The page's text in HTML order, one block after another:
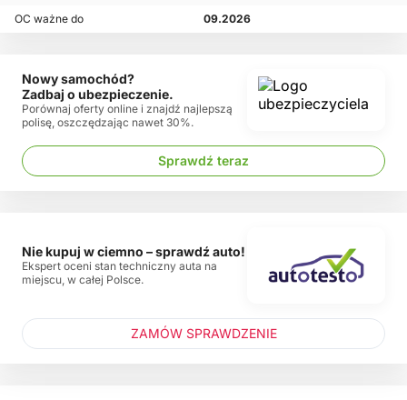
OC ważne do
09.2026
Nowy samochód?
Zadbaj o ubezpieczenie.
Porównaj oferty online i znajdź najlepszą
polisę, oszczędzając nawet 30%.
Sprawdź teraz
Nie kupuj w ciemno – sprawdź auto!
Ekspert oceni stan techniczny auta na
miejscu, w całej Polsce.
ZAMÓW SPRAWDZENIE